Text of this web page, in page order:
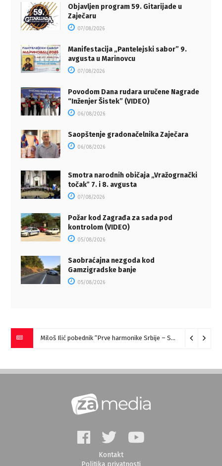
Objavljen program 59. Gitarijade u
Zaječaru
07/08/2026
Manifestacija „Pantelejski sabor” 9.
avgusta u Marinovcu
07/08/2026
Povodom Dana rudara uručene Nagrade
“Inženjer Šistek” (VIDEO)
06/08/2026
Saopštenje gradonačelnika Zaječara
06/08/2026
Smotra narodnih običaja „Vražogrnački
točakˮ 7. i 8. avgusta
07/08/2026
Požar kod Zagrađa za sada pod
kontrolom (VIDEO)
05/08/2026
Saobraćajna nezgoda kod
Gamzigradske banje
05/08/2026
Miloš Ilić pobednik “Prve harmonike Srbije – Sokobanja” (VIDEO)
Kontakt
Politika privatnosti